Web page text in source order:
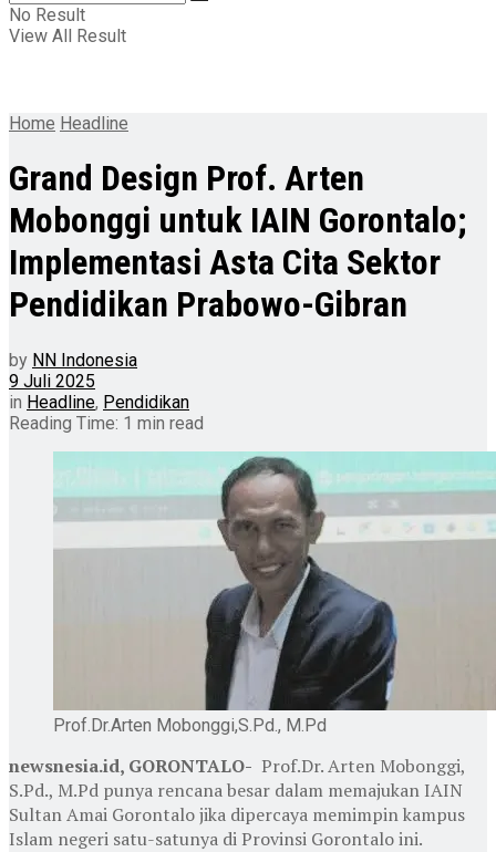
No Result
View All Result
Home Headline
Grand Design Prof. Arten
Mobonggi untuk IAIN Gorontalo;
Implementasi Asta Cita Sektor
Pendidikan Prabowo-Gibran
by NN Indonesia
9 Juli 2025
in Headline, Pendidikan
Reading Time: 1 min read
Prof.Dr.Arten Mobonggi,S.Pd., M.Pd
newsnesia.id, GORONTALO- Prof.Dr. Arten Mobonggi,
S.Pd., M.Pd punya rencana besar dalam memajukan IAIN
Sultan Amai Gorontalo jika dipercaya memimpin kampus
Islam negeri satu-satunya di Provinsi Gorontalo ini.